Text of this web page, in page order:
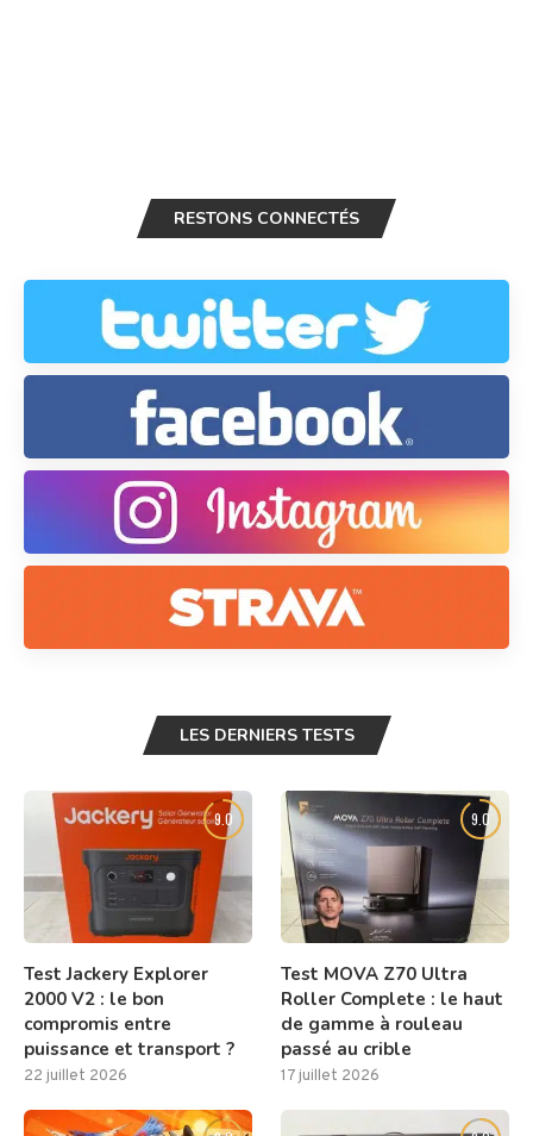
RESTONS CONNECTÉS
LES DERNIERS TESTS
9.0
Test Jackery Explorer
2000 V2 : le bon
compromis entre
puissance et transport ?
22 juillet 2026
9.0
Test MOVA Z70 Ultra
Roller Complete : le haut
de gamme à rouleau
passé au crible
17 juillet 2026